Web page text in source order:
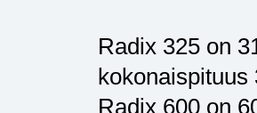
Radix 325 on
kokonaispituus
Radix 600 on